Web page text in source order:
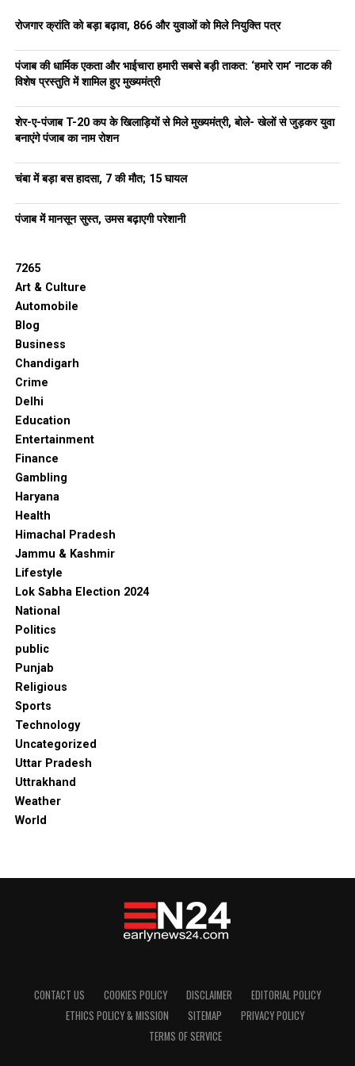
डॉ. रवि भगत, उद्योग सचिव गुरकिरत किरपाल सिंह, सचिव ग्रामीण विकास
RELATED TOPICS: LATEST NEWS
5 जून तक फिर बदलेगा मौसम, कई जिलों में आंधी-बारिश की चेतावनी;
बठिंडा रहा सबसे गर्म
DON'T MISS
DGP गौरव यादव द्वारा फील्ड यूनिटों को पूरे राज्य में पुलिस की मौजूदगी
और गश्त बढ़ाने के निर्देश
रोजगार क्रांति को बड़ा बढ़ावा, 866 और युवाओं को मिले नियुक्ति पत्र
पंजाब की धार्मिक एकता और भाईचारा हमारी सबसे बड़ी ताकत: ‘हमारे राम’ नाटक की
विशेष प्रस्तुति में शामिल हुए मुख्यमंत्री
शेर-ए-पंजाब T-20 कप के खिलाड़ियों से मिले मुख्यमंत्री, बोले- खेलों से जुड़कर युवा
बनाएंगे पंजाब का नाम रोशन
चंबा में बड़ा बस हादसा, 7 की मौत; 15 घायल
पंजाब में मानसून सुस्त, उमस बढ़ाएगी परेशानी
7265
Art & Culture
Automobile
Blog
Business
Chandigarh
Crime
Delhi
Education
Entertainment
Finance
Gambling
Haryana
Health
Himachal Pradesh
Jammu & Kashmir
Lifestyle
Lok Sabha Election 2024
National
Politics
public
Punjab
Religious
Sports
Technology
Uncategorized
Uttar Pradesh
Uttrakhand
Weather
World
CONTACT US COOKIES POLICY DISCLAIMER
EDITORIAL POLICY
ETHICS POLICY & MISSION
SITEMAP
PRIVACY POLICY
TERMS OF SERVICE